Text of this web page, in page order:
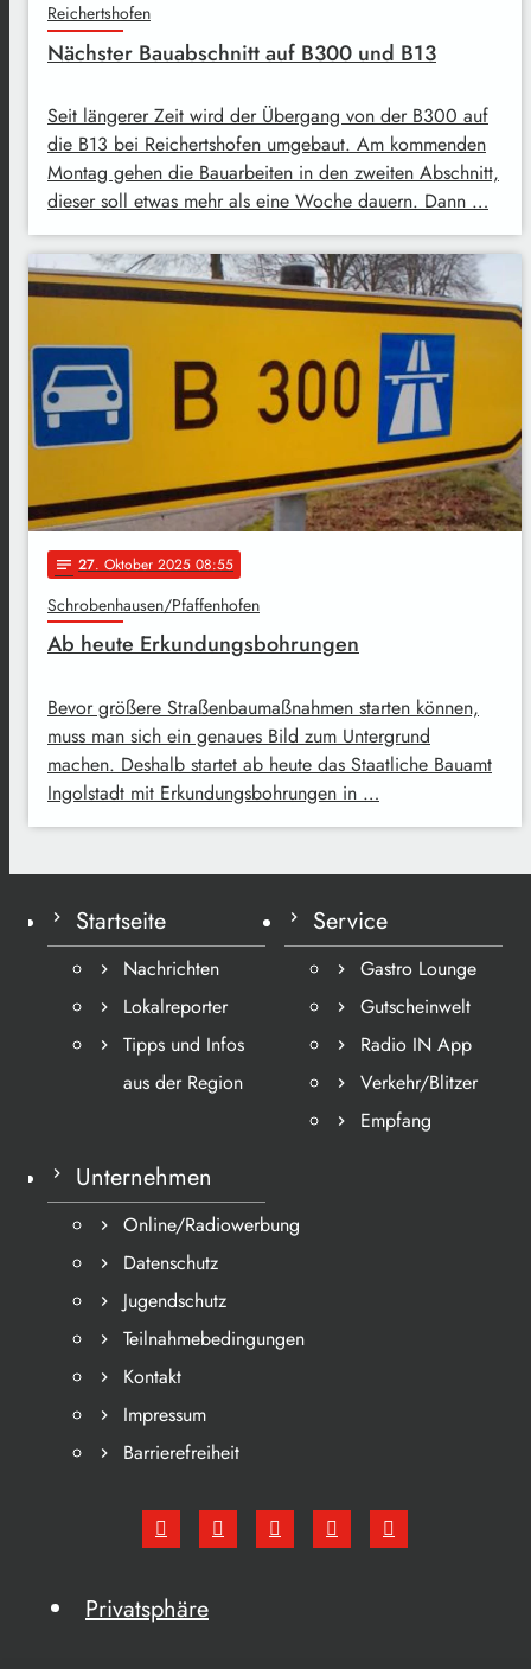
Reichertshofen
Nächster Bauabschnitt auf B300 und B13
Seit längerer Zeit wird der Übergang von der B300 auf
die B13 bei Reichertshofen umgebaut. Am kommenden
Montag gehen die Bauarbeiten in den zweiten Abschnitt,
dieser soll etwas mehr als eine Woche dauern. Dann …
notes 27. Oktober 2025 08:55
Schrobenhausen/Pfaffenhofen
Ab heute Erkundungsbohrungen
Bevor größere Straßenbaumaßnahmen starten können,
muss man sich ein genaues Bild zum Untergrund
machen. Deshalb startet ab heute das Staatliche Bauamt
Ingolstadt mit Erkundungsbohrungen in …
Startseite
Nachrichten
Lokalreporter
Tipps und Infos
aus der Region
Service
Gastro Lounge
Gutscheinwelt
Radio IN App
Verkehr/Blitzer
Empfang
Unternehmen
Online/Radiowerbung
Datenschutz
Jugendschutz
Teilnahmebedingungen
Kontakt
Impressum
Barrierefreiheit
Privatsphäre